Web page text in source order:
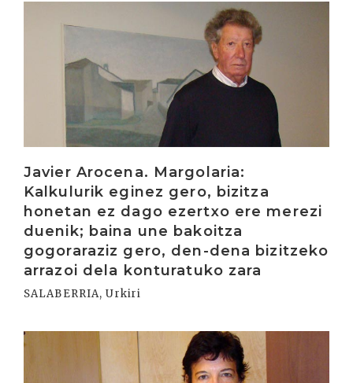
Javier Arocena. Margolaria:
Kalkulurik eginez gero, bizitza
honetan ez dago ezertxo ere merezi
duenik; baina une bakoitza
gogoraraziz gero, den-dena bizitzeko
arrazoi dela konturatuko zara
SALABERRIA, Urkiri
Irakurri